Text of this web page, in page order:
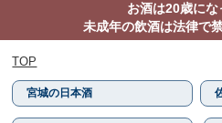
お酒は20歳にな
未成年の飲酒は法律で
TOP
宮城の日本酒